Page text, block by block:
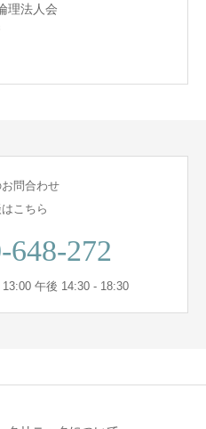
理法人会
問合わせ
こちら
648-272
午後 14:30 - 18:30